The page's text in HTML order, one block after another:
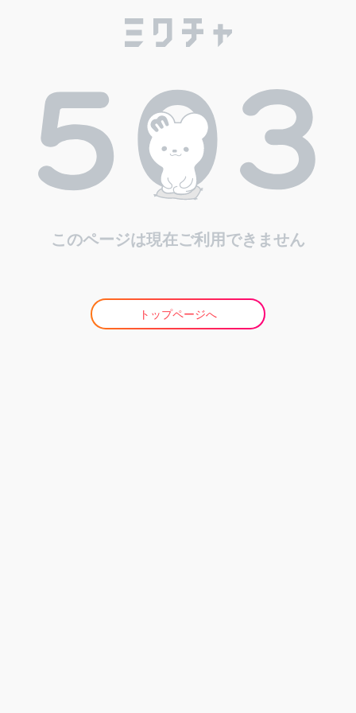
このページは現在ご利用できません